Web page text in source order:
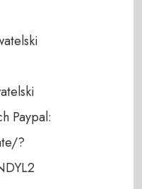
Paypal:
?